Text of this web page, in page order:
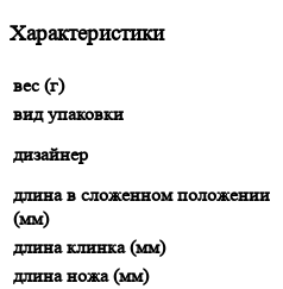
Характеристики
вес (г)
вид упаковки
дизайнер
длина в сложенном положении
(мм)
длина клинка (мм)
длина ножа (мм)